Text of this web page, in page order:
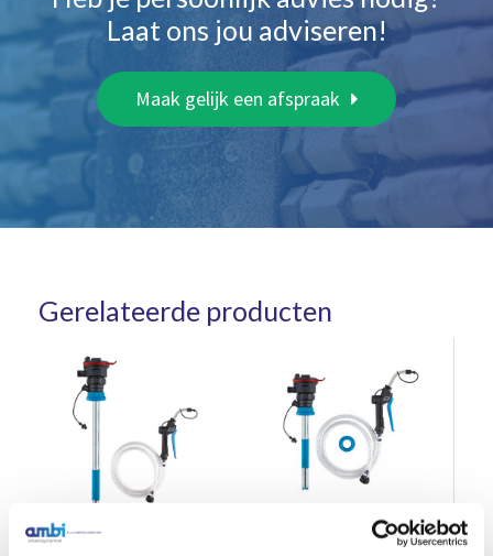
Laat ons jou adviseren!
Maak gelijk een afspraak
Gerelateerde producten